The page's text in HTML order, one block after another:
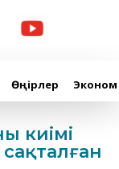
Өңірлер
киімі